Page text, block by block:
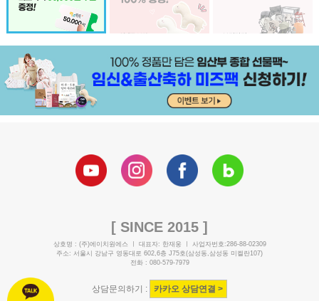
[ SINCE 2015 ]
상호명 : (주)에이치원에스 ㅣ 대표자: 한재웅 ㅣ 사업자번호:286-88-02309
주소: 서울시 강남구 영동대로 602,6층 J75호(삼성동,삼성동 미켈란107)
전화 : 080-579-7979
상담문의하기 : 카카오 상담연결 >